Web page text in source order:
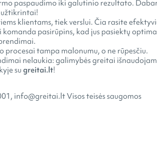
paspaudimo iki galutinio rezultato.
klientams, tiek verslui. Čia rasite
pasirūpins, kad jus pasiektų
procesai tampa malonumu, o ne rūpesčiu.
nelaukia: galimybės greitai
sugreitai.lt!
info@greitai.lt Visos teisės saugomos